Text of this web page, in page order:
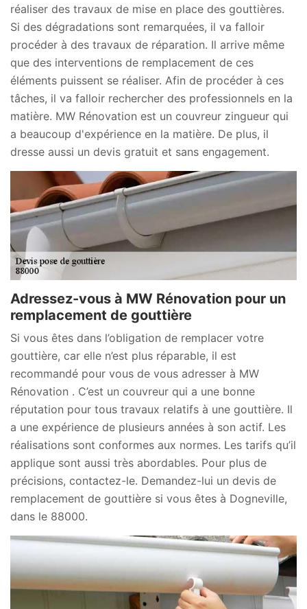
réaliser des travaux de mise en place des gouttières.
Si des dégradations sont remarquées, il va falloir
procéder à des travaux de réparation. Il arrive même
que des interventions de remplacement de ces
éléments puissent se réaliser. Afin de procéder à ces
tâches, il va falloir rechercher des professionnels en la
matière. MW Rénovation est un couvreur zingueur qui
a beaucoup d'expérience en la matière. De plus, il
dresse aussi un devis gratuit et sans engagement.
Adressez-vous à MW Rénovation pour un
remplacement de gouttière
Si vous êtes dans l’obligation de remplacer votre
gouttière, car elle n’est plus réparable, il est
recommandé pour vous de vous adresser à MW
Rénovation . C’est un couvreur qui a une bonne
réputation pour tous travaux relatifs à une gouttière. Il
a une expérience de plusieurs années à son actif. Les
réalisations sont conformes aux normes. Les tarifs qu’il
applique sont aussi très abordables. Pour plus de
précisions, contactez-le. Demandez-lui un devis de
remplacement de gouttière si vous êtes à Dogneville,
dans le 88000.